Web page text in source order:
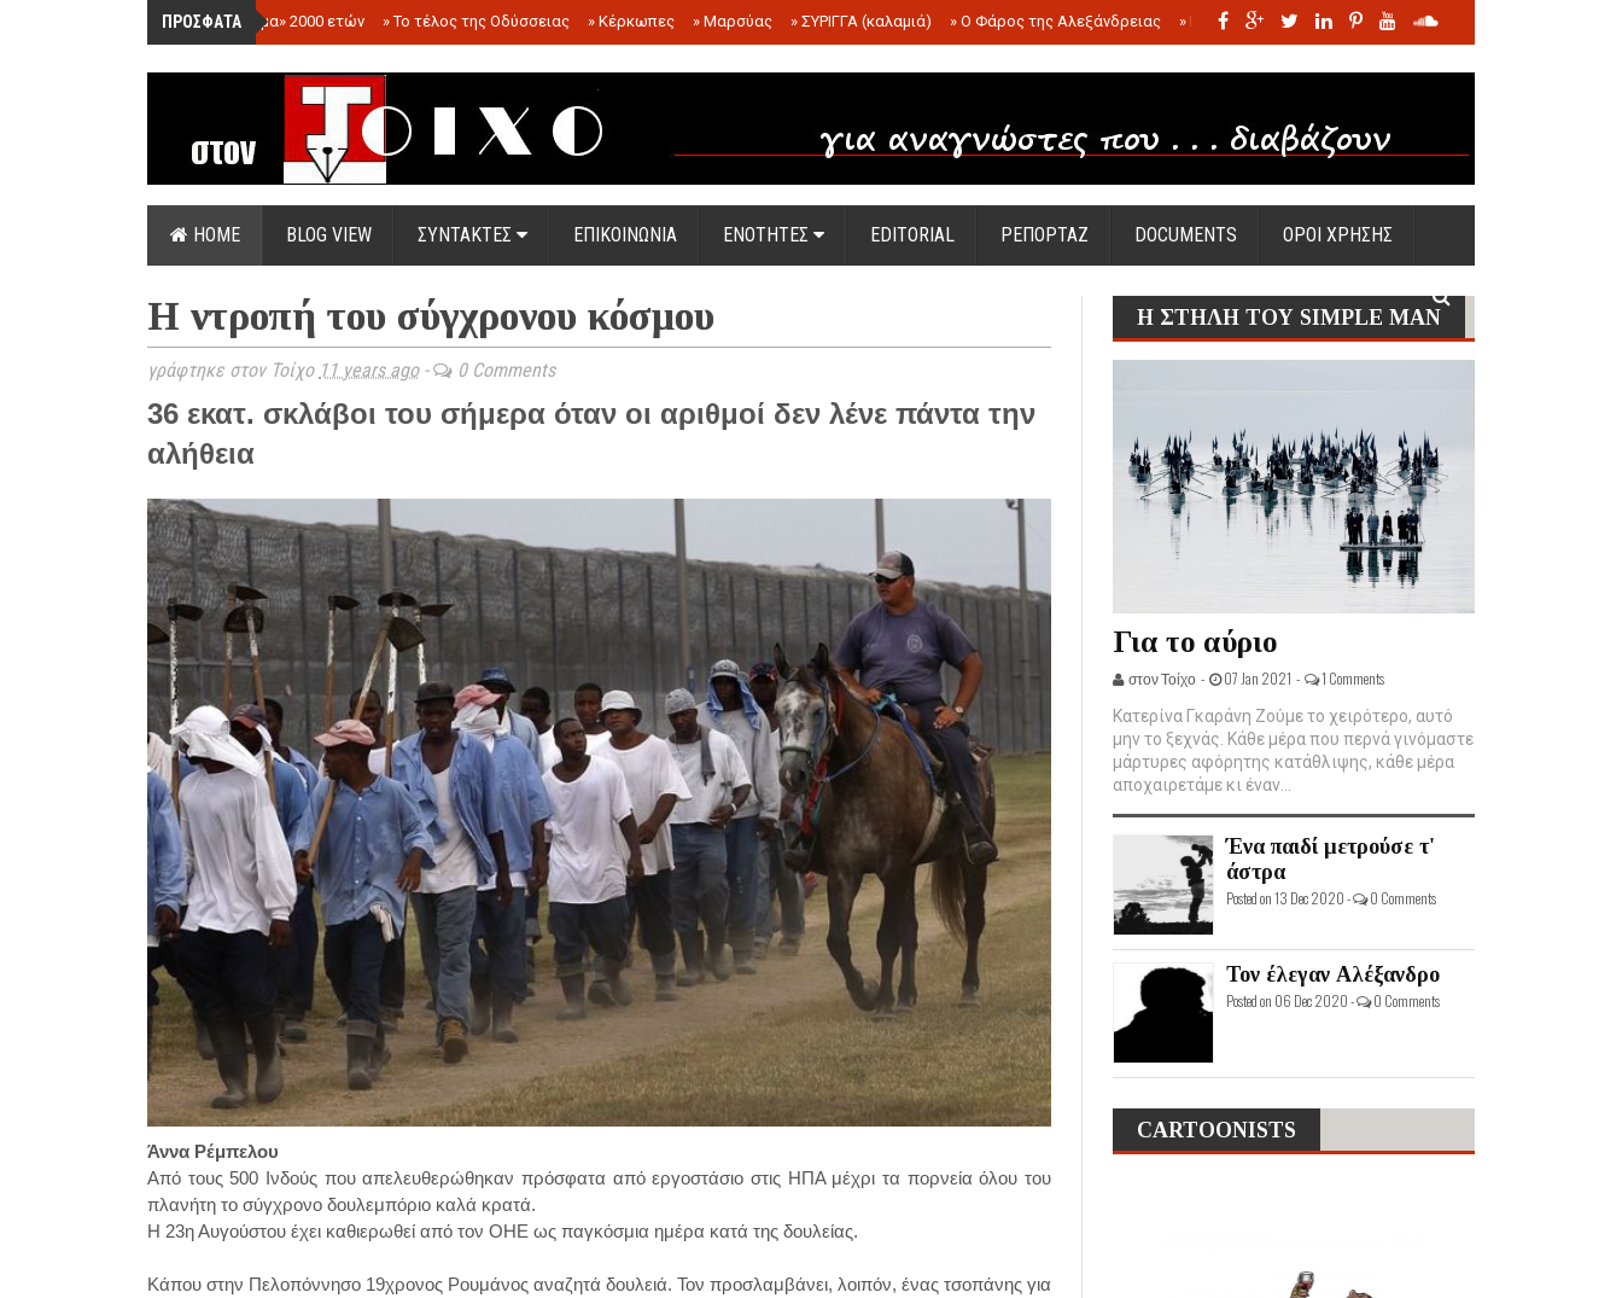
ΠΡΟΣΦΑΤΑ
»«Ολόγραμμα» 2000 ετών »Το τέλος της Οδύσσειας » Κέρκωπες » Μαρσύας » ΣΥΡΙΓΓΑ (καλαμιά) » Ο Φάρος της Αλεξάνδρειας » Η σφαγή των νηπίων της Σάντας
.
HOME BLOG VIEW ΣΥΝΤΑΚΤΕΣ ΕΠΙΚΟΙΝΩΝΙΑ ΕΝΟΤΗΤΕΣ EDITORIAL ΡΕΠΟΡΤΑΖ DOCUMENTS ΟΡΟΙ ΧΡΗΣΗΣ
Η ντροπή του σύγχρονου κόσμου
γράφτηκε στον Τοίχο 11 years ago- 0 Comments
36 εκατ. σκλάβοι του σήμερα όταν οι αριθμοί δεν λένε πάντα την
αλήθεια
Άννα Ρέμπελου
Από τους 500 Ινδούς που απελευθερώθηκαν πρόσφατα από εργοστάσιο στις ΗΠΑ μέχρι τα πορνεία όλου του
πλανήτη το σύγχρονο δουλεμπόριο καλά κρατά.
Η 23η Αυγούστου έχει καθιερωθεί από τον ΟΗΕ ως παγκόσμια ημέρα κατά της δουλείας.
Κάπου στην Πελοπόννησο 19χρονος Ρουμάνος αναζητά δουλειά. Τον προσλαμβάνει, λοιπόν, ένας τσοπάνης για
Η ΣΤΗΛΗ ΤΟΥ SIMPLE MAN
Για το αύριο
στον Τοίχο - 07 Jan 2021 - 1 Comments
Κατερίνα Γκαράνη Ζούμε το χειρότερο, αυτό
μην το ξεχνάς. Κάθε μέρα που περνά γινόμαστε
μάρτυρες αφόρητης κατάθλιψης, κάθε μέρα
αποχαιρετάμε κι έναν...
Ένα παιδί μετρούσε τ'
άστρα
Posted on 13 Dec 2020 - 0 Comments
Τον έλεγαν Αλέξανδρο
Posted on 06 Dec 2020 - 0 Comments
CARTOONISTS